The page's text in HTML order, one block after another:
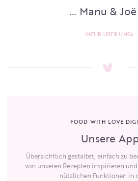
… Manu &
MEHR ÜBER UNS
FOOD WITH LOVE
Unsere
Übersichtlich gestaltet, einfach zu
von unseren Rezepten inspirieren
nützlichen Funktionen in